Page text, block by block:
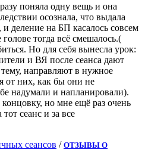
поняла одну вещь и она
осознала, что выдала
и деление на БП касалось совсем
тогда всё смешалось.(
Но для себя вынесла урок:
и ВЯ после сеанса дают
направляют в нужное
от них, как бы они не
надумали и напланировали).
но мне ещё раз очень
тот сеанс и за все
сеансов / ОТЗЫВЫ О